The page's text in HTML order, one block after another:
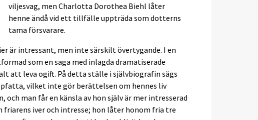
viljesvag, men Charlotta Dorothea Biehl låter
henne ändå vid ett tillfälle uppträda som dotterns
tama försvarare.
är intressant, men inte särskilt övertygande. I en
som en saga med inlagda dramatiserade
att leva ogift. På detta ställe i självbiografin sägs
vilket inte gör berättelsen om hennes liv
och man får en känsla av hon själv är mer intresserad
iver och intresse; hon låter honom fria tre